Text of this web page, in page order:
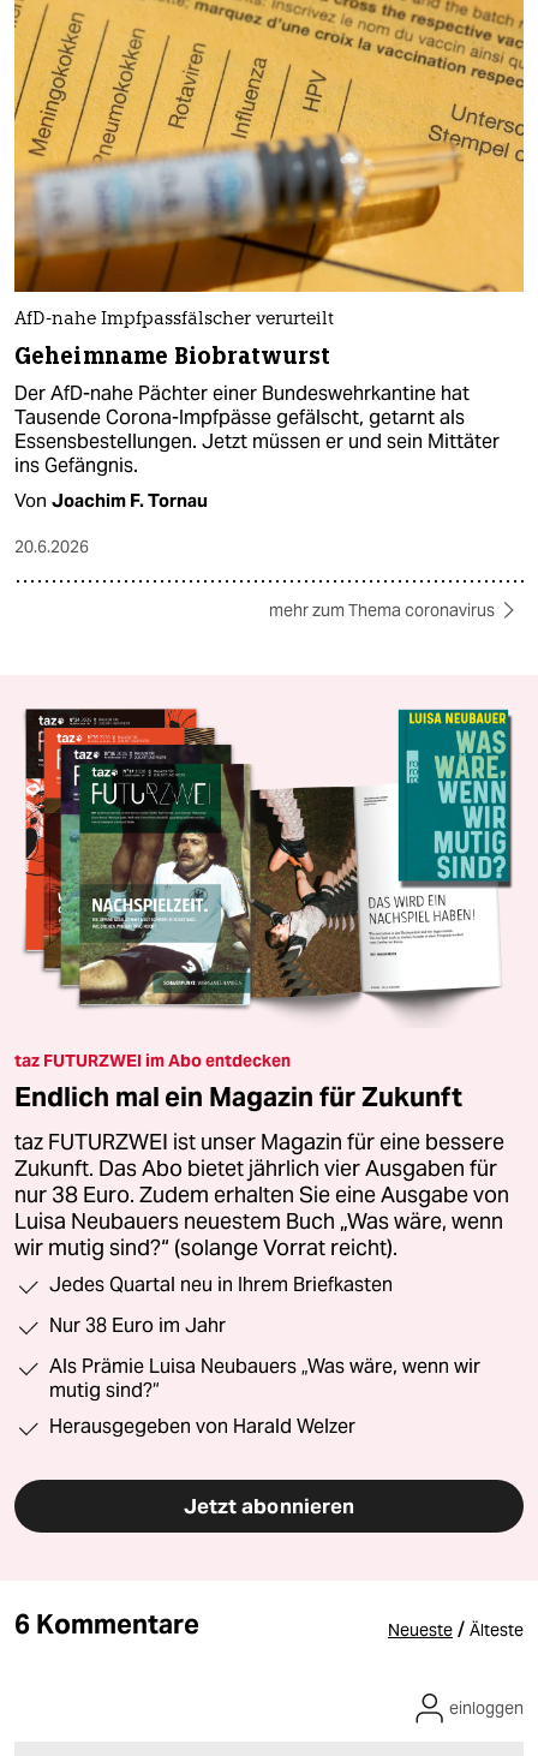
AfD-nahe Impfpassfälscher verurteilt
Geheimname Biobratwurst
Der AfD-nahe Pächter einer Bundeswehrkantine hat
Tausende Corona-Impfpässe gefälscht, getarnt als
Essensbestellungen. Jetzt müssen er und sein Mittäter
ins Gefängnis.
Von Joachim F. Tornau
20.6.2026
mehr zum Thema coronavirus
taz FUTURZWEI im Abo entdecken
Endlich mal ein Magazin für Zukunft
taz FUTURZWEI ist unser Magazin für eine bessere
Zukunft. Das Abo bietet jährlich vier Ausgaben für
nur 38 Euro. Zudem erhalten Sie eine Ausgabe von
Luisa Neubauers neuestem Buch „Was wäre, wenn
wir mutig sind?“ (solange Vorrat reicht).
Jedes Quartal neu in Ihrem Briefkasten
Nur 38 Euro im Jahr
Als Prämie Luisa Neubauers „Was wäre, wenn wir
mutig sind?“
Herausgegeben von Harald Welzer
Jetzt abonnieren
6 Kommentare Neueste / Älteste
einloggen